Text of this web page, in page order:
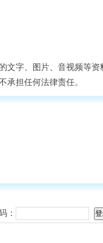
文字、图片、音视频等
承担任何法律责任。
：